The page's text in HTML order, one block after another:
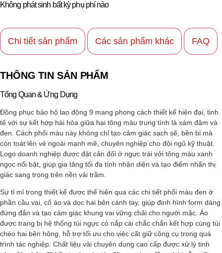
Không phát sinh bất kỳ phụ phí nào
Chi tiết sản phẩm Các sản phẩm khác FAQ
THÔNG TIN SẢN PHẨM
Tổng Quan & Ứng Dụng
Đồng phục bảo hộ lao động 9 mang phong cách thiết kế hiện đại, tinh
tế với sự kết hợp hài hòa giữa hai tông màu trung tính là xám đậm và
đen. Cách phối màu này không chỉ tạo cảm giác sạch sẽ, bền bỉ mà
còn toát lên vẻ ngoài mạnh mẽ, chuyên nghiệp cho đội ngũ kỹ thuật.
Logo doanh nghiệp được đặt cân đối ở ngực trái với tông màu xanh
ngọc nổi bật, giúp gia tăng tối đa tính nhận diện và tạo điểm nhấn thị
giác sang trọng trên nền vải trầm.
Sự tỉ mỉ trong thiết kế được thể hiện qua các chi tiết phối màu đen ở
phần cầu vai, cổ áo và dọc hai bên cánh tay, giúp định hình form dáng
đứng đắn và tạo cảm giác khung vai vững chãi cho người mặc. Áo
được trang bị hệ thống túi ngực có nắp cài chắc chắn kết hợp cùng túi
chéo hai bên hông, hỗ trợ tối ưu cho việc cất giữ công cụ trong quá
trình tác nghiệp. Chất liệu vải chuyên dụng cao cấp được xử lý tinh